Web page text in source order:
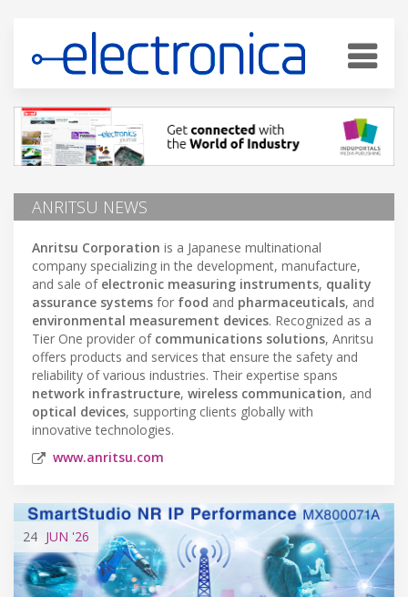
ANRITSU NEWS
Anritsu Corporation is a Japanese multinational
company specializing in the development, manufacture,
and sale of electronic measuring instruments, quality
assurance systems for food and pharmaceuticals, and
environmental measurement devices. Recognized as a
Tier One provider of communications solutions, Anritsu
offers products and services that ensure the safety and
reliability of various industries. Their expertise spans
network infrastructure, wireless communication, and
optical devices, supporting clients globally with
innovative technologies.
www.anritsu.com
24 JUN '26